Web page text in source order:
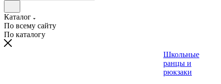
Каталог
По всему сайту
По каталогу
Школьные
ранцы и
рюкзаки